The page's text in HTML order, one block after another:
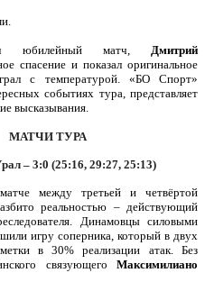
юбилейный матч, Дмитрий
спасение и показал оригинальное
с температурой. «БО Спорт»
событиях тура, представляет
высказывания.
МАТЧИ ТУРА
– 3:0 (25:16, 29:27, 25:13)
между третьей и четвёртой
реальностью – действующий
Динамовцы силовыми
игру соперника, который в двух
в 30% реализации атак. Без
связующего Максимилиано